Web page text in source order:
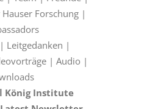
Hauser Forschung|
Leitgedanken |
| Audio |
König Institute